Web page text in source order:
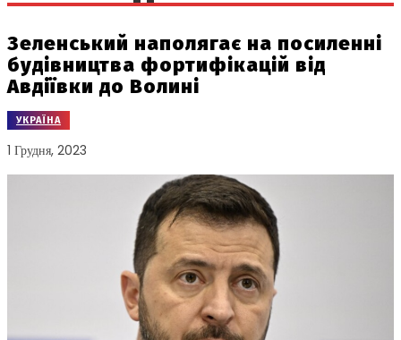
Зеленський наполягає на посиленні
будівництва фортифікацій від
Авдіївки до Волині
УКРАЇНА
1 Грудня, 2023